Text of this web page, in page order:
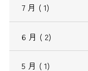
7 月 ( 1)
6 月 ( 2)
5 月 ( 1)